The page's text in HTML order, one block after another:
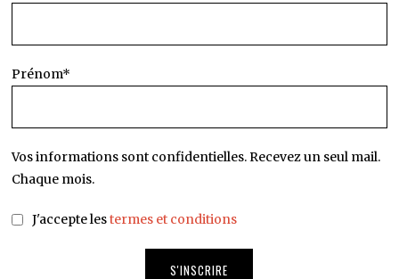
Prénom*
Vos informations sont confidentielles. Recevez un seul mail.
Chaque mois.
J'accepte lestermes et conditions